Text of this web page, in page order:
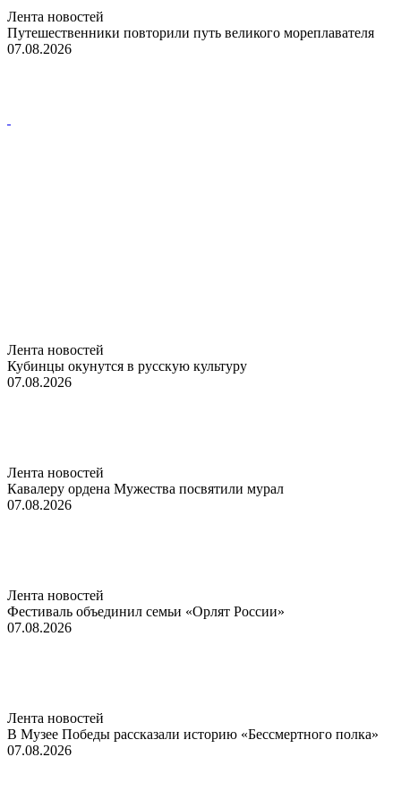
Лента новостей
Путешественники повторили путь великого мореплавателя
07.08.2026
Лента новостей
Кубинцы окунутся в русскую культуру
07.08.2026
Лента новостей
Кавалеру ордена Мужества посвятили мурал
07.08.2026
Лента новостей
Фестиваль объединил семьи «Орлят России»
07.08.2026
Лента новостей
В Музее Победы рассказали историю «Бессмертного полка»
07.08.2026